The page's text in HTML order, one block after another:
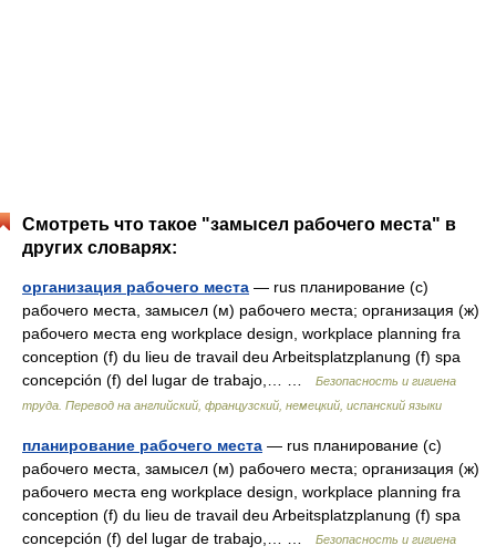
Смотреть что такое "замысел рабочего места" в
других словарях:
организация рабочего места — rus планирование (с)
рабочего места, замысел (м) рабочего места; организация (ж)
рабочего места eng workplace design, workplace planning fra
conception (f) du lieu de travail deu Arbeitsplatzplanung (f) spa
concepción (f) del lugar de trabajo,… …
Безопасность и гигиена
труда. Перевод на английский, французский, немецкий, испанский языки
планирование рабочего места — rus планирование (с)
рабочего места, замысел (м) рабочего места; организация (ж)
рабочего места eng workplace design, workplace planning fra
conception (f) du lieu de travail deu Arbeitsplatzplanung (f) spa
concepción (f) del lugar de trabajo,… …
Безопасность и гигиена